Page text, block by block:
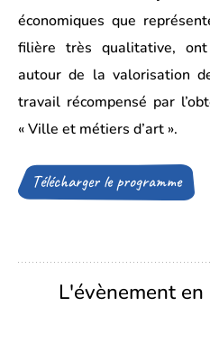
économiques que
filière très qualitative,
autour de la valorisation
travail récompensé par
« Ville et métiers d’art ».
Télécharger le programme
d’un
L'évènement